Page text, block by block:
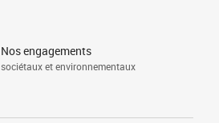
Nos engagements
sociétaux et environnementaux